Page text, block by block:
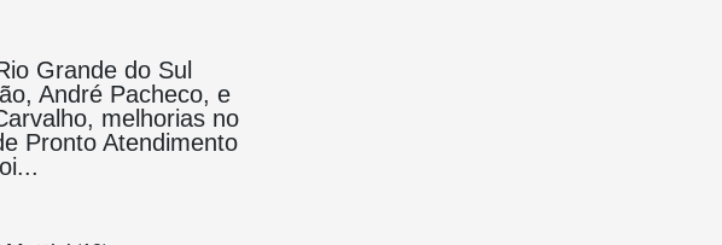
Grande do Sul
André Pacheco, e
melhorias no
Pronto Atendimento